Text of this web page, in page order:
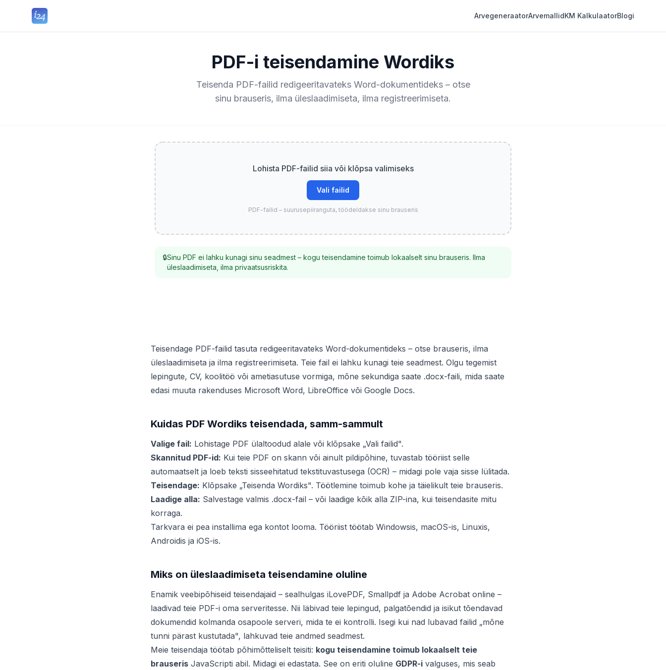
ArvegeneraatorArvemallidKM KalkulaatorBlogi
PDF-i teisendamine Wordiks
Teisenda PDF-failid redigeeritavateks Word-dokumentideks – otse
sinu brauseris, ilma üleslaadimiseta, ilma registreerimiseta.
Lohista PDF-failid siia või klõpsa valimiseks
Vali failid
PDF-failid – suurusepiiranguta, töödeldakse sinu brauseris
🔒Sinu PDF ei lahku kunagi sinu seadmest – kogu teisendamine toimub lokaalselt sinu brauseris. Ilma
üleslaadimiseta, ilma privaatsusriskita.
Teisendage PDF-failid tasuta redigeeritavateks Word-dokumentideks – otse brauseris, ilma
üleslaadimiseta ja ilma registreerimiseta. Teie fail ei lahku kunagi teie seadmest. Olgu tegemist
lepingute, CV, koolitöö või ametiasutuse vormiga, mõne sekundiga saate .docx-faili, mida saate
edasi muuta rakenduses Microsoft Word, LibreOffice või Google Docs.
Kuidas PDF Wordiks teisendada, samm-sammult
Valige fail: Lohistage PDF ülaltoodud alale või klõpsake „Vali failid".
Skannitud PDF-id: Kui teie PDF on skann või ainult pildipõhine, tuvastab tööriist selle
automaatselt ja loeb teksti sisseehitatud tekstituvastusega (OCR) – midagi pole vaja sisse lülitada.
Teisendage: Klõpsake „Teisenda Wordiks". Töötlemine toimub kohe ja täielikult teie brauseris.
Laadige alla: Salvestage valmis .docx-fail – või laadige kõik alla ZIP-ina, kui teisendasite mitu
korraga.
Tarkvara ei pea installima ega kontot looma. Tööriist töötab Windowsis, macOS-is, Linuxis,
Androidis ja iOS-is.
Miks on üleslaadimiseta teisendamine oluline
Enamik veebipõhiseid teisendajaid – sealhulgas iLovePDF, Smallpdf ja Adobe Acrobat online –
laadivad teie PDF-i oma serveritesse. Nii läbivad teie lepingud, palgatõendid ja isikut tõendavad
dokumendid kolmanda osapoole serveri, mida te ei kontrolli. Isegi kui nad lubavad failid „mõne
tunni pärast kustutada", lahkuvad teie andmed seadmest.
Meie teisendaja töötab põhimõtteliselt teisiti: kogu teisendamine toimub lokaalselt teie
brauseris JavaScripti abil. Midagi ei edastata. See on eriti oluline GDPR-i valguses, mis seab